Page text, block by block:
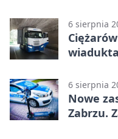
6 sierpnia
6 sierpnia
Nowe
Zabrzu.